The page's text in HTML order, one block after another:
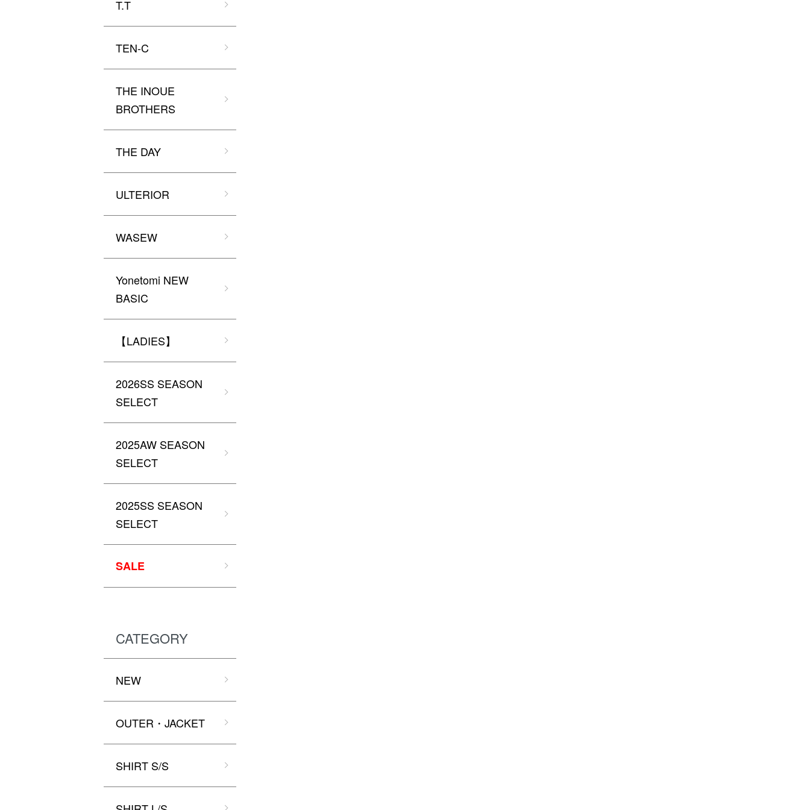
T.T
TEN-C
THE INOUE
BROTHERS
THE DAY
ULTERIOR
WASEW
Yonetomi NEW
BASIC
【LADIES】
2026SS SEASON
SELECT
2025AW SEASON
SELECT
2025SS SEASON
SELECT
SALE
CATEGORY
NEW
OUTER・JACKET
SHIRT S/S